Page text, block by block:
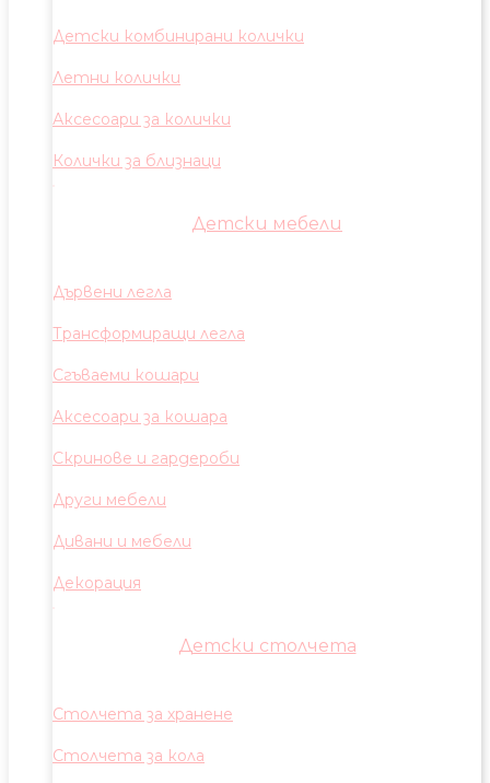
Детски комбинирани колички
Летни колички
Аксесоари за колички
Колички за близнаци
Детски мебели
Дървени легла
Трансформиращи легла
Сгъваеми кошари
Аксесоари за кошара
Скринове и гардероби
Други мебели
Дивани и мебели
Декорация
Детски столчета
Столчета за хранене
Столчета за кола